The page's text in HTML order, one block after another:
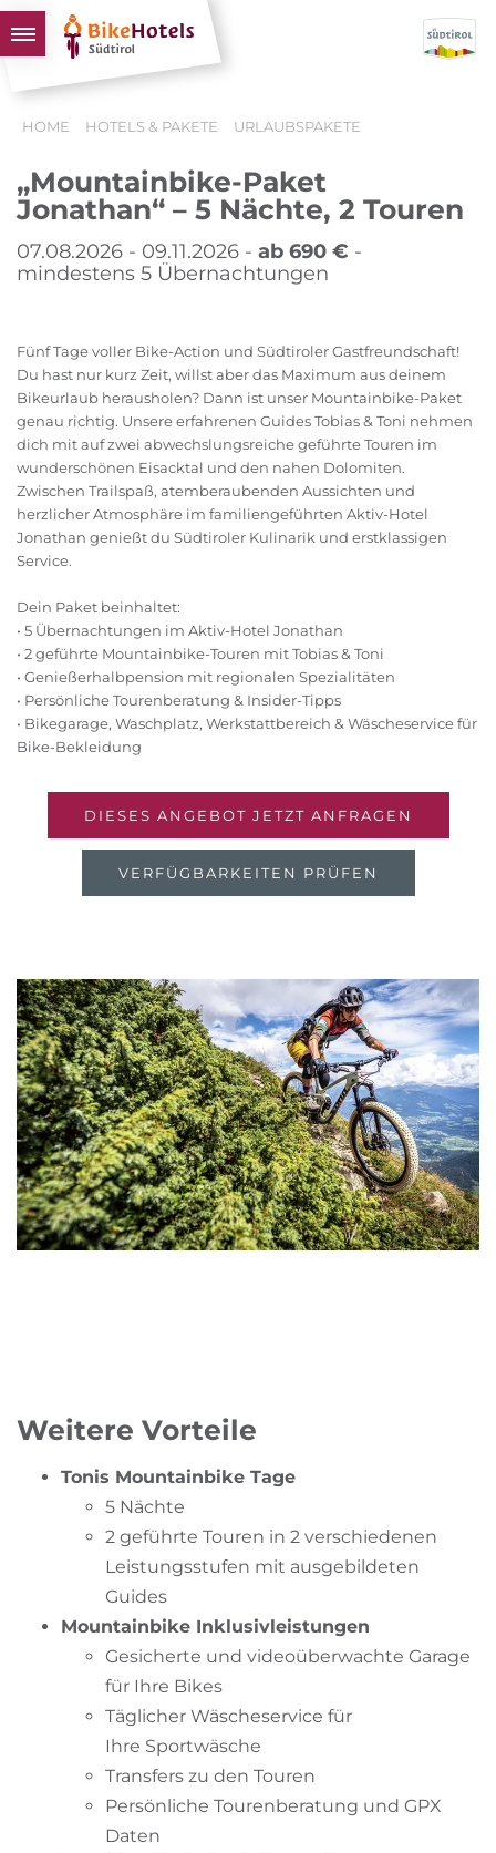
TOUREN & REVIERE
SÜDTIROL & WIR
SCHLUSSLICHTER
HOME HOTELS & PAKETE URLAUBSPAKETE
„Mountainbike-Paket
Jonathan“ – 5 Nächte, 2 Touren
07.08.2026 - 09.11.2026 - ab 690 € -
mindestens 5 Übernachtungen
Fünf Tage voller Bike-Action und Südtiroler Gastfreundschaft!
Du hast nur kurz Zeit, willst aber das Maximum aus deinem
Bikeurlaub herausholen? Dann ist unser Mountainbike-Paket
genau richtig. Unsere erfahrenen Guides Tobias & Toni nehmen
dich mit auf zwei abwechslungsreiche geführte Touren im
wunderschönen Eisacktal und den nahen Dolomiten.
Zwischen Trailspaß, atemberaubenden Aussichten und
herzlicher Atmosphäre im familiengeführten Aktiv-Hotel
Jonathan genießt du Südtiroler Kulinarik und erstklassigen
Service.
Dein Paket beinhaltet:
• 5 Übernachtungen im Aktiv-Hotel Jonathan
• 2 geführte Mountainbike-Touren mit Tobias & Toni
• Genießerhalbpension mit regionalen Spezialitäten
• Persönliche Tourenberatung & Insider-Tipps
• Bikegarage, Waschplatz, Werkstattbereich & Wäscheservice für
Bike-Bekleidung
DIESES ANGEBOT JETZT ANFRAGEN
VERFÜGBARKEITEN PRÜFEN
Weitere Vorteile
Tonis Mountainbike Tage
5 Nächte
2 geführte Touren in 2 verschiedenen
Leistungsstufen mit ausgebildeten
Guides
Mountainbike Inklusivleistungen
Gesicherte und videoüberwachte Garage
für Ihre Bikes
Täglicher Wäscheservice für
Ihre Sportwäsche
Transfers zu den Touren
Persönliche Tourenberatung und GPX
Daten